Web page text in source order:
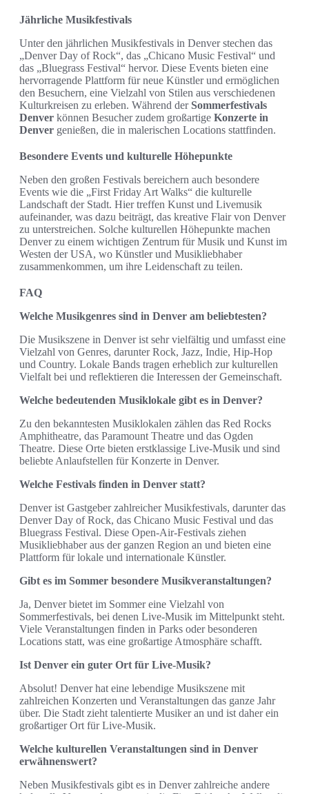
Jährliche Musikfestivals
Unter den jährlichen Musikfestivals in Denver stechen das
„Denver Day of Rock“, das „Chicano Music Festival“ und
das „Bluegrass Festival“ hervor. Diese Events bieten eine
hervorragende Plattform für neue Künstler und ermöglichen
den Besuchern, eine Vielzahl von Stilen aus verschiedenen
Kulturkreisen zu erleben. Während derSommerfestivals
Denver können Besucher zudem großartige Konzerte in
Denver genießen, die in malerischen Locations stattfinden.
Besondere Events und kulturelle Höhepunkte
Neben den großen Festivals bereichern auch besondere
Events wie die „First Friday Art Walks“ die kulturelle
Landschaft der Stadt. Hier treffen Kunst und Livemusik
aufeinander, was dazu beiträgt, das kreative Flair von Denver
zu unterstreichen. Solche kulturellen Höhepunkte machen
Denver zu einem wichtigen Zentrum für Musik und Kunst im
Westen der USA, wo Künstler und Musikliebhaber
zusammenkommen, um ihre Leidenschaft zu teilen.
FAQ
Welche Musikgenres sind in Denver am beliebtesten?
Die Musikszene in Denver ist sehr vielfältig und umfasst eine
Vielzahl von Genres, darunter Rock, Jazz, Indie, Hip-Hop
und Country. Lokale Bands tragen erheblich zur kulturellen
Vielfalt bei und reflektieren die Interessen der Gemeinschaft.
Welche bedeutenden Musiklokale gibt es in Denver?
Zu den bekanntesten Musiklokalen zählen das Red Rocks
Amphitheatre, das Paramount Theatre und das Ogden
Theatre. Diese Orte bieten erstklassige Live-Musik und sind
beliebte Anlaufstellen für Konzerte in Denver.
Welche Festivals finden in Denver statt?
Denver ist Gastgeber zahlreicher Musikfestivals, darunter das
Denver Day of Rock, das Chicano Music Festival und das
Bluegrass Festival. Diese Open-Air-Festivals ziehen
Musikliebhaber aus der ganzen Region an und bieten eine
Plattform für lokale und internationale Künstler.
Gibt es im Sommer besondere Musikveranstaltungen?
Ja, Denver bietet im Sommer eine Vielzahl von
Sommerfestivals, bei denen Live-Musik im Mittelpunkt steht.
Viele Veranstaltungen finden in Parks oder besonderen
Locations statt, was eine großartige Atmosphäre schafft.
Ist Denver ein guter Ort für Live-Musik?
Absolut! Denver hat eine lebendige Musikszene mit
zahlreichen Konzerten und Veranstaltungen das ganze Jahr
über. Die Stadt zieht talentierte Musiker an und ist daher ein
großartiger Ort für Live-Musik.
Welche kulturellen Veranstaltungen sind in Denver
erwähnenswert?
Neben Musikfestivals gibt es in Denver zahlreiche andere